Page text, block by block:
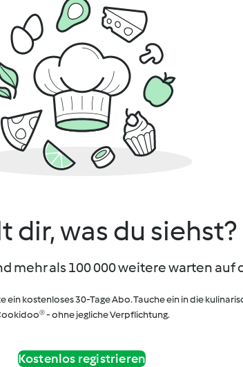
dir, was du siehst?
mehr als 100 000 weitere warten auf
ein kostenloses 30-Tage Abo. Tauche ein in die
- ohne jegliche Verpflichtung.
Kostenlos registrieren